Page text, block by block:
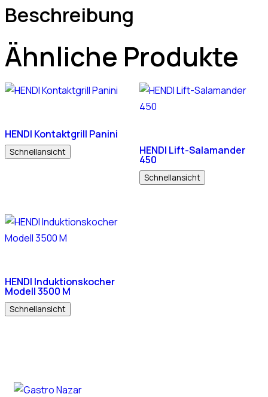
Beschreibung
Ähnliche Produkte
HENDI Kontaktgrill Panini
Schnellansicht HENDI Lift-Salamander
450
Schnellansicht
HENDI Induktionskocher
Modell 3500 M
Schnellansicht